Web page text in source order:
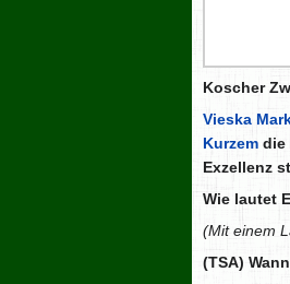
Koscher
Vieska
Kurzem die
Exzellenz
Wie lautet
(Mit einem
(TSA)